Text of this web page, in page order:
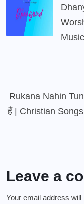
Music
Rukana Nahin Tun
हैं | Christian
Leave a
Your email address will